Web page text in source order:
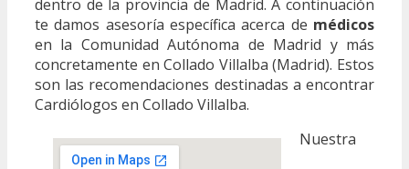
dentro de la provincia de Madrid. A continuación
te damos asesoría específica acerca de médicos
en la Comunidad Autónoma de Madrid y más
concretamente en Collado Villalba (Madrid). Estos
son las recomendaciones destinadas a encontrar
Cardiólogos en Collado Villalba.
Nuestra